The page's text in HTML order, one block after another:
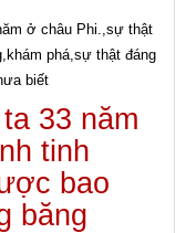
33 năm
tinh
bao
băng